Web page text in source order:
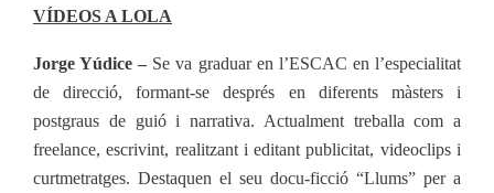
VÍDEOS A LOLA
Jorge Yúdice – Se va graduar en l’ESCAC en l’especialitat
de direcció, formant-se després en diferents màsters i
postgraus de guió i narrativa. Actualment treballa com a
freelance, escrivint, realitzant i editant publicitat, videoclips i
curtmetratges. Destaquen el seu docu-ficció “Llums” per a